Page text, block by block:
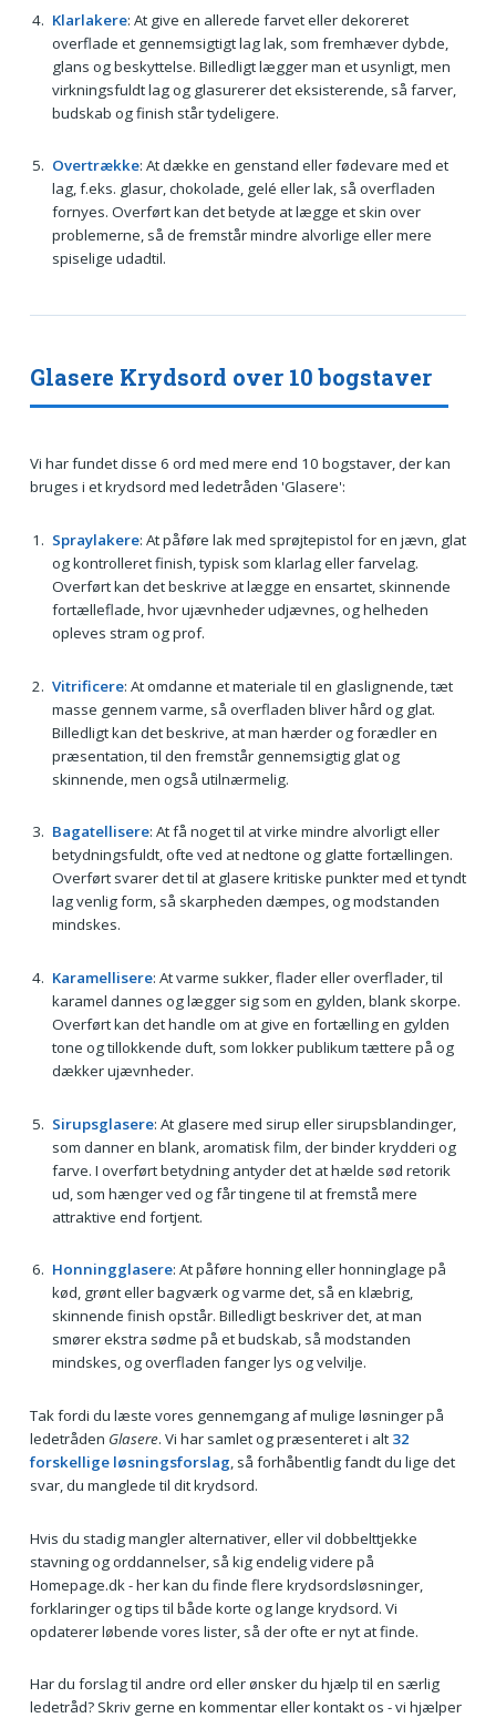
Klarlakere: At give en allerede farvet eller dekoreret
overflade et gennemsigtigt lag lak, som fremhæver dybde,
glans og beskyttelse. Billedligt lægger man et usynligt, men
virkningsfuldt lag og glasurerer det eksisterende, så farver,
budskab og finish står tydeligere.
Overtrække: At dække en genstand eller fødevare med et
lag, f.eks. glasur, chokolade, gelé eller lak, så overfladen
fornyes. Overført kan det betyde at lægge et skin over
problemerne, så de fremstår mindre alvorlige eller mere
spiselige udadtil.
Glasere Krydsord over 10 bogstaver
Vi har fundet disse 6 ord med mere end 10 bogstaver, der kan
bruges i et krydsord med ledetråden 'Glasere':
Spraylakere: At påføre lak med sprøjtepistol for en jævn, glat
og kontrolleret finish, typisk som klarlag eller farvelag.
Overført kan det beskrive at lægge en ensartet, skinnende
fortælleflade, hvor ujævnheder udjævnes, og helheden
opleves stram og prof.
Vitrificere: At omdanne et materiale til en glaslignende, tæt
masse gennem varme, så overfladen bliver hård og glat.
Billedligt kan det beskrive, at man hærder og forædler en
præsentation, til den fremstår gennemsigtig glat og
skinnende, men også utilnærmelig.
Bagatellisere: At få noget til at virke mindre alvorligt eller
betydningsfuldt, ofte ved at nedtone og glatte fortællingen.
Overført svarer det til at glasere kritiske punkter med et tyndt
lag venlig form, så skarpheden dæmpes, og modstanden
mindskes.
Karamellisere: At varme sukker, flader eller overflader, til
karamel dannes og lægger sig som en gylden, blank skorpe.
Overført kan det handle om at give en fortælling en gylden
tone og tillokkende duft, som lokker publikum tættere på og
dækker ujævnheder.
Sirupsglasere: At glasere med sirup eller sirupsblandinger,
som danner en blank, aromatisk film, der binder krydderi og
farve. I overført betydning antyder det at hælde sød retorik
ud, som hænger ved og får tingene til at fremstå mere
attraktive end fortjent.
Honningglasere: At påføre honning eller honninglage på
kød, grønt eller bagværk og varme det, så en klæbrig,
skinnende finish opstår. Billedligt beskriver det, at man
smører ekstra sødme på et budskab, så modstanden
mindskes, og overfladen fanger lys og velvilje.
Tak fordi du læste vores gennemgang af mulige løsninger på
ledetråden Glasere. Vi har samlet og præsenteret i alt 32
forskellige løsningsforslag, så forhåbentlig fandt du lige det
svar, du manglede til dit krydsord.
Hvis du stadig mangler alternativer, eller vil dobbelttjekke
stavning og orddannelser, så kig endelig videre på
Homepage.dk - her kan du finde flere krydsordsløsninger,
forklaringer og tips til både korte og lange krydsord. Vi
opdaterer løbende vores lister, så der ofte er nyt at finde.
Har du forslag til andre ord eller ønsker du hjælp til en særlig
ledetråd? Skriv gerne en kommentar eller kontakt os - vi hjælper